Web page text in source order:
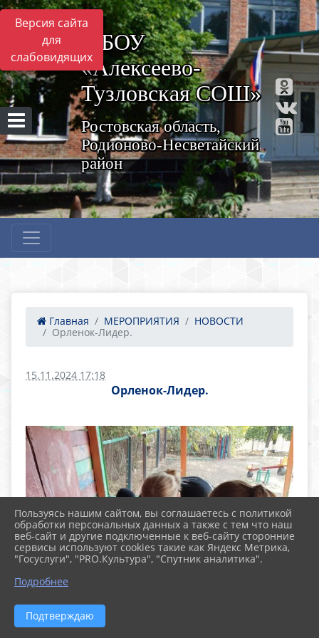
Версия сайта
для
слабовидящих
МБОУ
«Алексеево-
Тузловская СОШ»
Ростовская область,
Родионово-Несветайский
район
Главная МЕРОПРИЯТИЯ
НОВОСТИ
Орленок-Лидер.
15.11.2024 17:18
Орленок-Лидер.
Пользуясь нашим сайтом, вы соглашаетесь с политикой
обработки персональных данных а также с тем что наш
веб-сайт и другие подключенные к веб-сайту сторонние
сервисы используют cookies такие как Яндекс Метрика,
"Госуслуги", "PRO.Культура", "Спутник аналитика".
Подробнее
Подтверждаю